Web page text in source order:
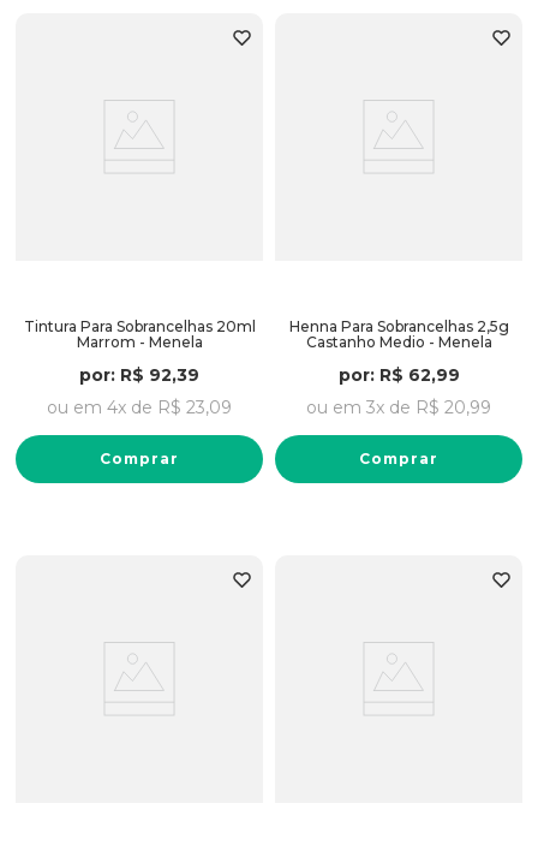
Tintura Para Sobrancelhas 20ml
Marrom - Menela
por: R$ 92,39
ou em 4x de R$ 23,09
Comprar
Henna Para Sobrancelhas 2,5g
Castanho Medio - Menela
por: R$ 62,99
ou em 3x de R$ 20,99
Comprar